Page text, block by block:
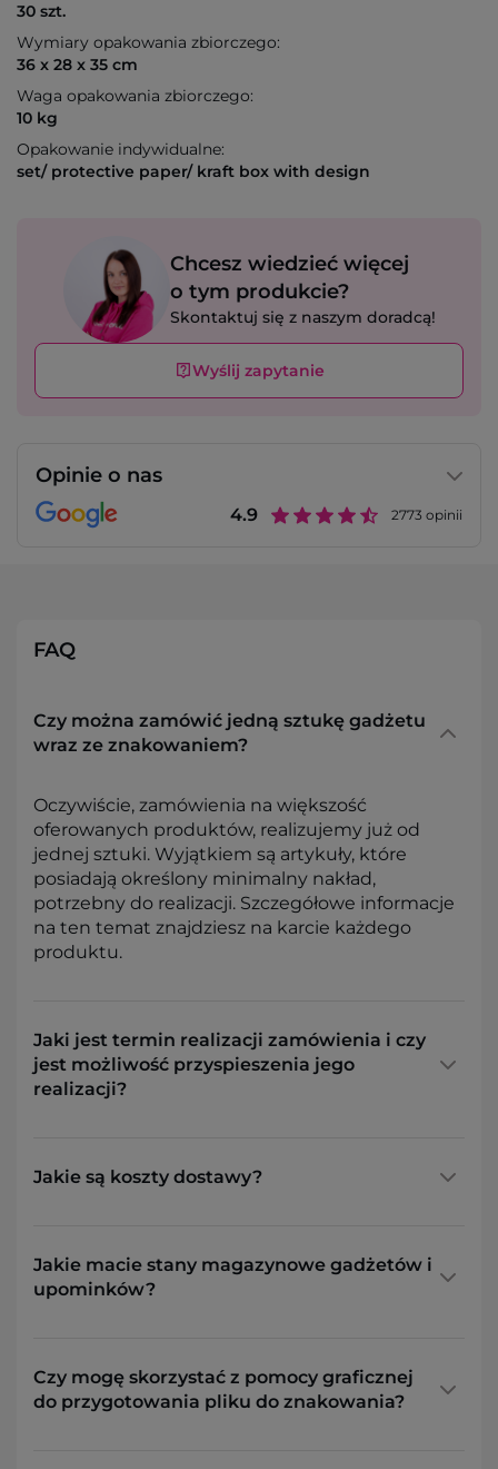
30 szt.
Wymiary opakowania zbiorczego:
36 x 28 x 35 cm
Waga opakowania zbiorczego:
10 kg
Opakowanie indywidualne:
set/ protective paper/ kraft box with design
Chcesz wiedzieć więcej
o tym produkcie?
Skontaktuj się z naszym doradcą!
Wyślij zapytanie
Opinie o nas
4.9 2773 opinii
FAQ
Czy można zamówić jedną sztukę gadżetu
wraz ze znakowaniem?
Oczywiście, zamówienia na większość
oferowanych produktów, realizujemy już od
jednej sztuki. Wyjątkiem są artykuły, które
posiadają określony minimalny nakład,
potrzebny do realizacji. Szczegółowe informacje
na ten temat znajdziesz na karcie każdego
produktu.
Jaki jest termin realizacji zamówienia i czy
jest możliwość przyspieszenia jego
realizacji?
Jakie są koszty dostawy?
Jakie macie stany magazynowe gadżetów i
upominków?
Czy mogę skorzystać z pomocy graficznej
do przygotowania pliku do znakowania?